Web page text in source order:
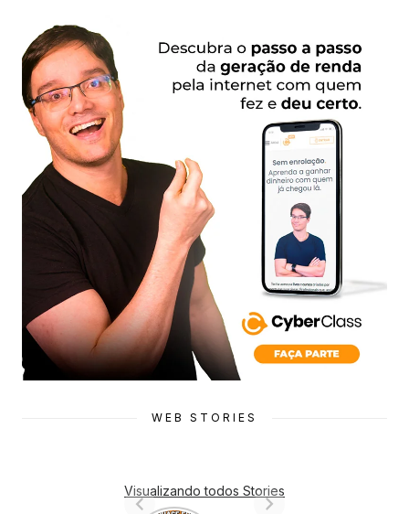
WEB STORIES
Visualizando todos Stories